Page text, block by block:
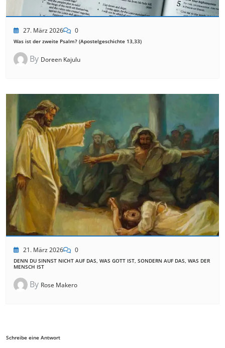
27. März 2026 0
Was ist der zweite Psalm? (Apostelgeschichte 13,33)
By Doreen Kajulu
21. März 2026 0
DENN DU SINNST NICHT AUF DAS, WAS GOTT IST, SONDERN AUF DAS, WAS DER
MENSCH IST
By Rose Makero
Schreibe eine Antwort